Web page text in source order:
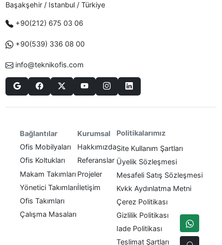
Başakşehir / Istanbul / Türkiye
+90(212) 675 03 06
+90(539) 336 08 00
info@teknikofis.com
Bağlantılar
Ofis Mobilyaları
Ofis Koltukları
Makam Takımları
Yönetici Takımları
Ofis Takımları
Çalışma Masaları
Kurumsal
Hakkımızda
Referanslar
Projeler
İletişim
Politikalarımız
Site Kullanım Şartları
Üyelik Sözleşmesi
Mesafeli Satış Sözleşmesi
Kvkk Aydınlatma Metni
Çerez Politikası
Gizlilik Politikası
Iade Politikası
Teslimat Şartları